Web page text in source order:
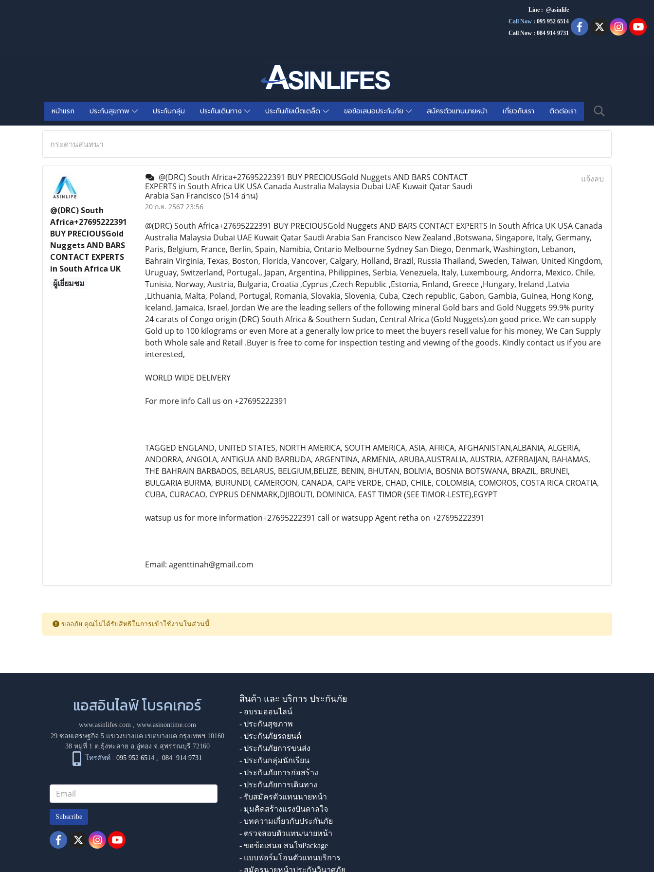
Line : @asinlife
Call Now : 095 952 6514
Call Now : 084 914 9731
หน้าแรก ประกันสุขภาพ ประกันกลุ่ม ประกันเดินทาง ประกันภัยเบ็ตเตล็ด ขอข้อเสนอประกันภัย สมัครตัวแทนนายหน้า เกี่ยวกับเรา ติดต่อเรา
กระดานสนทนา
@(DRC) South
Africa+27695222391
BUY PRECIOUSGold
Nuggets AND BARS
CONTACT EXPERTS
in South Africa UK
ผู้เยี่ยมชม
@(DRC) South Africa+27695222391 BUY PRECIOUSGold Nuggets AND BARS CONTACT
EXPERTS in South Africa UK USA Canada Australia Malaysia Dubai UAE Kuwait Qatar Saudi
Arabia San Francisco (514 อ่าน)
20 ก.ย. 2567 23:56
แจ้งลบ
@(DRC) South Africa+27695222391 BUY PRECIOUSGold Nuggets AND BARS CONTACT EXPERTS in South Africa UK USA Canada
Australia Malaysia Dubai UAE Kuwait Qatar Saudi Arabia San Francisco New Zealand ,Botswana, Singapore, Italy, Germany,
Paris, Belgium, France, Berlin, Spain, Namibia, Ontario Melbourne Sydney San Diego, Denmark, Washington, Lebanon,
Bahrain Virginia, Texas, Boston, Florida, Vancover, Calgary, Holland, Brazil, Russia Thailand, Sweden, Taiwan, United Kingdom,
Uruguay, Switzerland, Portugal., Japan, Argentina, Philippines, Serbia, Venezuela, Italy, Luxembourg, Andorra, Mexico, Chile,
Tunisia, Norway, Austria, Bulgaria, Croatia ,Cyprus ,Czech Republic ,Estonia, Finland, Greece ,Hungary, Ireland ,Latvia
,Lithuania, Malta, Poland, Portugal, Romania, Slovakia, Slovenia, Cuba, Czech republic, Gabon, Gambia, Guinea, Hong Kong,
Iceland, Jamaica, Israel, Jordan We are the leading sellers of the following mineral Gold bars and Gold Nuggets 99.9% purity
24 carats of Congo origin (DRC) South Africa & Southern Sudan, Central Africa (Gold Nuggets).on good price. We can supply
Gold up to 100 kilograms or even More at a generally low price to meet the buyers resell value for his money, We Can Supply
both Whole sale and Retail .Buyer is free to come for inspection testing and viewing of the goods. Kindly contact us if you are
interested,
WORLD WIDE DELIVERY
For more info Call us on +27695222391
TAGGED ENGLAND, UNITED STATES, NORTH AMERICA, SOUTH AMERICA, ASIA, AFRICA, AFGHANISTAN,ALBANIA, ALGERIA,
ANDORRA, ANGOLA, ANTIGUA AND BARBUDA, ARGENTINA, ARMENIA, ARUBA,AUSTRALIA, AUSTRIA, AZERBAIJAN, BAHAMAS,
THE BAHRAIN BARBADOS, BELARUS, BELGIUM,BELIZE, BENIN, BHUTAN, BOLIVIA, BOSNIA BOTSWANA, BRAZIL, BRUNEI,
BULGARIA BURMA, BURUNDI, CAMEROON, CANADA, CAPE VERDE, CHAD, CHILE, COLOMBIA, COMOROS, COSTA RICA CROATIA,
CUBA, CURACAO, CYPRUS DENMARK,DJIBOUTI, DOMINICA, EAST TIMOR (SEE TIMOR-LESTE),EGYPT
watsup us for more information+27695222391 call or watsupp Agent retha on +27695222391
Email: agenttinah@gmail.com
ขออภัย คุณไม่ได้รับสิทธิในการเข้าใช้งานในส่วนนี้
แอสอินไลฟ์ โบรคเกอร์
www.asinlifes.com, www.asinontime.com
29 ซอยเศรษฐกิจ 5 แขวงบางแค เขตบางแค กรุงเทพฯ 10160
38 หมู่ที่ 1 ต.ยุ้งทะลาย อ.อู่ทอง จ.สุพรรณบุรี 72160
โทรศัพท์ : 095 952 6514 ,084 914 9731
Subscribe
สินค้า และ บริการ ประกันภัย
- อบรมออนไลน์
- ประกันสุขภาพ
- ประกันภัยรถยนต์
- ประกันภัยการขนส่ง
- ประกันกลุ่มนักเรียน
- ประกันภัยการก่อสร้าง
- ประกันภัยการเดินทาง
- รับสมัครตัวแทนนายหน้า
- มุมคิดสร้างแรงบันดาลใจ
- บทความเกี่ยวกับประกันภัย
- ตรวจสอบตัวแทน/นายหน้า
- ขอข้อเสนอ สนใจPackage
- แบบฟอร์มโอนตัวแทนบริการ
- สมัครนายหน้าประกันวินาศภัย